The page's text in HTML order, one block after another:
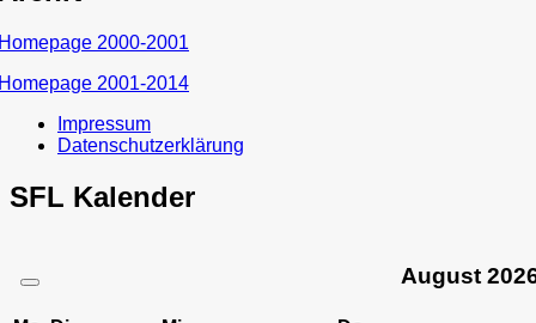
2000-2001
2001-2014
Impressum
Datenschutzerklärung
SFL Kalender
August